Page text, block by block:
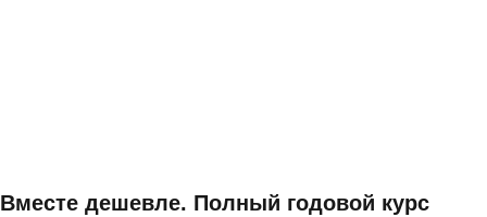
Вместе дешевле. Полный годовой курс